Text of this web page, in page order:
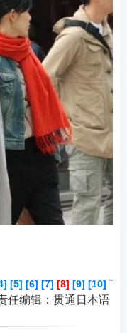
[5] [6] [7] [8] [9] [10] 下
任编辑：贯通日本语